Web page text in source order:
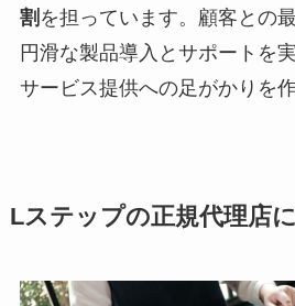
割 を担っています。顧客との
円滑な製品導入とサポートを
サービス提供への足がかりを
Lステップの正規代理店